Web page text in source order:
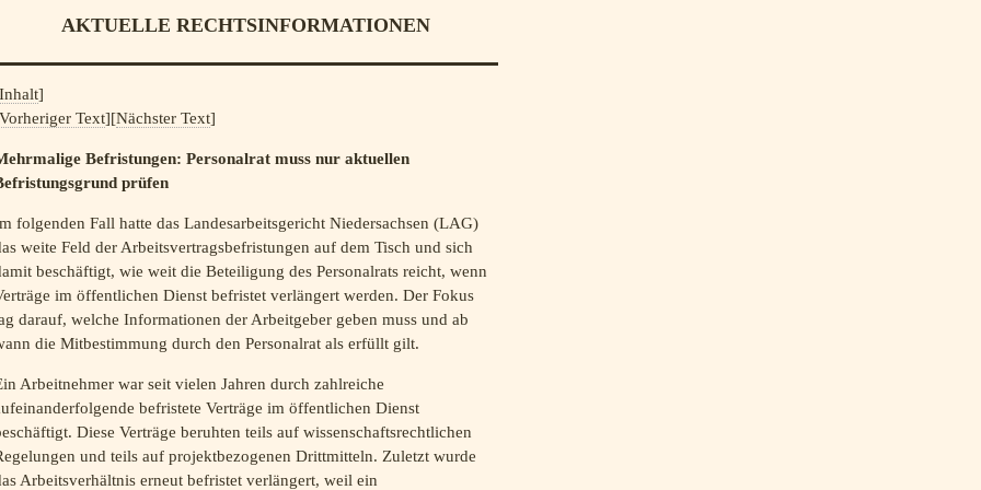
AKTUELLE RECHTSINFORMATIONEN
]
Text][Nächster Text]
Befristungen: Personalrat muss nur aktuellen
prüfen
folgenden Fall hatte das Landesarbeitsgericht Niedersachsen (LAG)
weite Feld der Arbeitsvertragsbefristungen auf dem Tisch und sich
beschäftigt, wie weit die Beteiligung des Personalrats reicht, wenn
im öffentlichen Dienst befristet verlängert werden. Der Fokus
darauf, welche Informationen der Arbeitgeber geben muss und ab
die Mitbestimmung durch den Personalrat als erfüllt gilt.
Arbeitnehmer war seit vielen Jahren durch zahlreiche
befristete Verträge im öffentlichen Dienst
Diese Verträge beruhten teils auf wissenschaftsrechtlichen
und teils auf projektbezogenen Drittmitteln. Zuletzt wurde
Arbeitsverhältnis erneut befristet verlängert, weil ein